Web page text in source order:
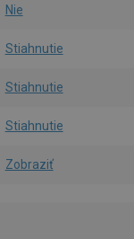
Nie
Stiahnutie
Stiahnutie
Stiahnutie
Zobraziť